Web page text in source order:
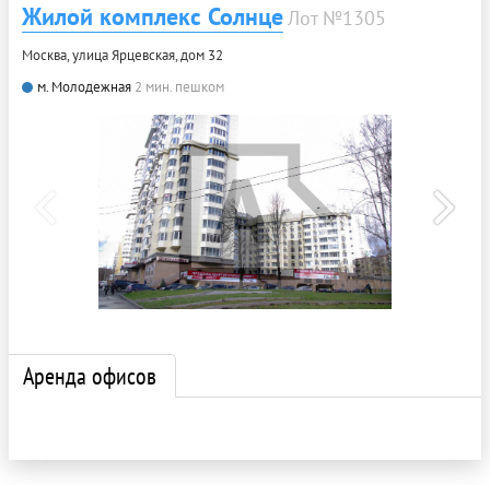
Жилой комплекс СолнцеЛот №1305
Москва, улица Ярцевская, дом 32
м. Молодежная 2 мин. пешком
Аренда офисов